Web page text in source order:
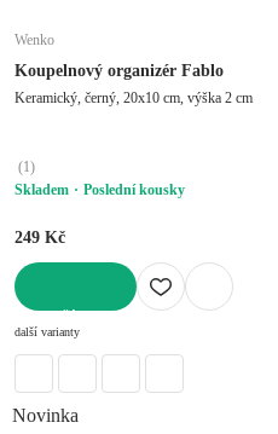
Wenko
Koupelnový organizér Fablo
Keramický, černý, 20x10 cm, výška 2 cm
(1)
Skladem
Poslední kousky
249 Kč
další varianty
Novinka